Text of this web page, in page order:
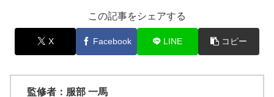
この記事をシェアする
X Facebook LINE コピー
監修者：服部 一馬